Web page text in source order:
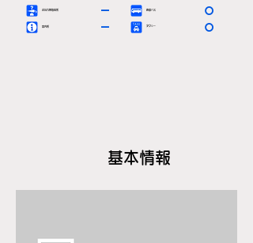
お忘れ物取扱所 －
案内所 － タクシー 〇
路線バス 〇
基本情報